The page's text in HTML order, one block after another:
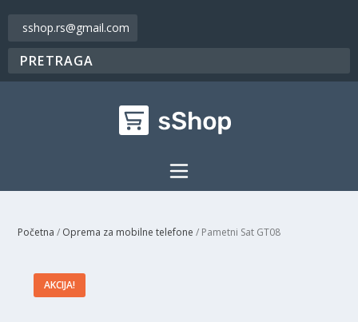
sshop.rs@gmail.com
Početna / Oprema za mobilne telefone / Pametni Sat GT08
AKCIJA!